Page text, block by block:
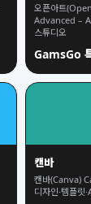
오픈아트
Advanced –
스튜디오
GamsGo
캔바
캔바(Canva)
디자인·템플릿